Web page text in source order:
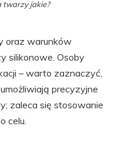
twarzy jakie?
oraz warunków
silikonowe. Osoby
– warto zaznaczyć,
precyzyjne
zaleca się stosowanie
celu.